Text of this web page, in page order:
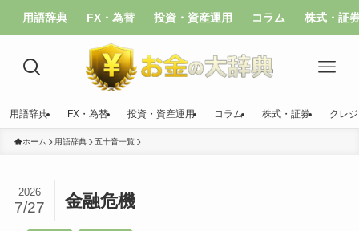
用語辞典 FX・為替 投資・資産運用 コラム 株式・証
用語辞典 FX・為替 投資・資産運用 コラム 株式・証券 クレ
ホーム 用語辞典 五十音一覧
金融危機
2026
7/27